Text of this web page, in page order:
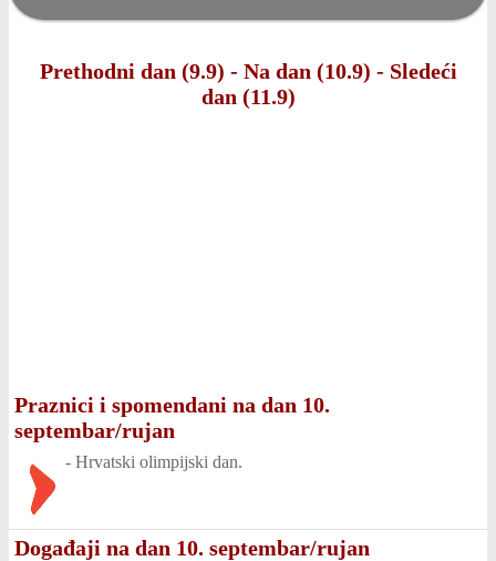
Prethodni dan (9.9) - Na dan (10.9) - Sledeći
dan (11.9)
Praznici i spomendani na dan 10.
septembar/rujan
- Hrvatski olimpijski dan.
Događaji na dan 10. septembar/rujan